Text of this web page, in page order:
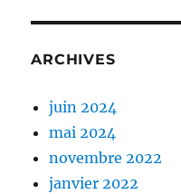
ARCHIVES
juin 2024
mai 2024
novembre 2022
janvier 2022